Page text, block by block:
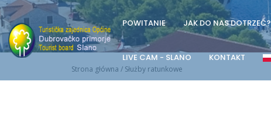
POWITANIE JAK DO NAS DOTRZEĆ?
LIVE CAM - SLANO KONTAKT
Strona główna / Służby ratunkowe